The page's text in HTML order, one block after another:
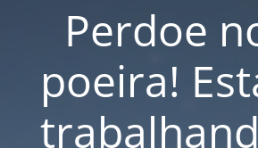
Perdoe
poeira!